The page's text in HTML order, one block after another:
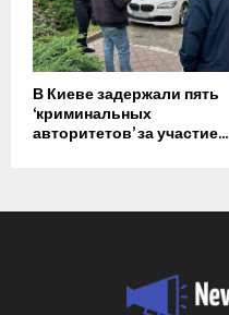
В Киеве задержали пять
‘криминальных
авторитетов’ за участие...